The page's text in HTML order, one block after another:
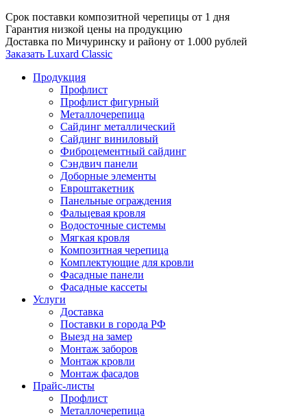
Срок поставки композитной черепицы от 1 дня
Гарантия низкой цены на продукцию
Доставка по Мичуринску и району от 1.000 рублей
Заказать Luxard Classic
Продукция
Профлист
Профлист фигурный
Металлочерепица
Сайдинг металлический
Сайдинг виниловый
Фиброцементный сайдинг
Сэндвич панели
Доборные элементы
Евроштакетник
Панельные ограждения
Фальцевая кровля
Водосточные системы
Мягкая кровля
Композитная черепица
Комплектующие для кровли
Фасадные панели
Фасадные кассеты
Услуги
Доставка
Поставки в города РФ
Выезд на замер
Монтаж заборов
Монтаж кровли
Монтаж фасадов
Прайс-листы
Профлист
Металлочерепица